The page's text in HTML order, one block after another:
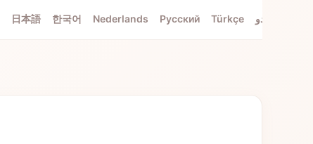
日本語 한국어 Nederlands Русский Türkçe اردو